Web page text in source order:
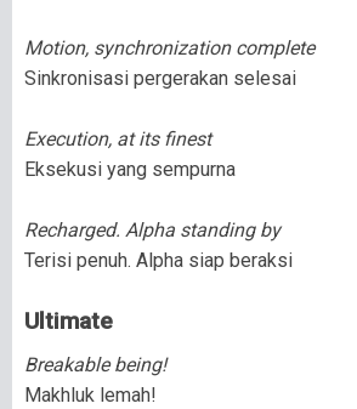
Motion, synchronization complete
Sinkronisasi pergerakan selesai
Execution, at its finest
Eksekusi yang sempurna
Recharged. Alpha standing by
Terisi penuh. Alpha siap beraksi
Ultimate
Breakable being!
Makhluk lemah!